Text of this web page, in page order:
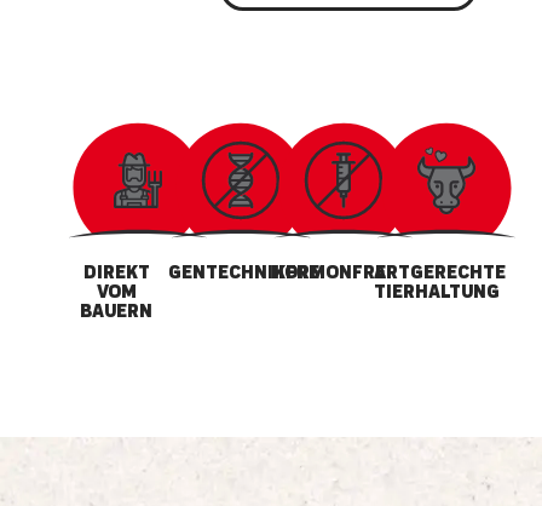
DIREKT
VOM
BAUERN
GENTECHNIKFREIHORMONFREIARTGERECHTE
TIERHALTUNG